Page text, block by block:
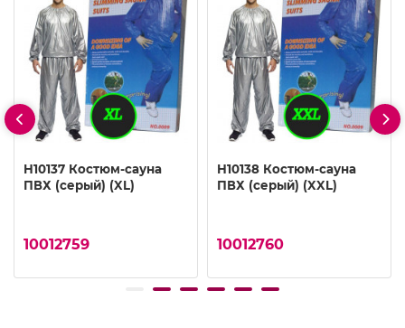
H10137 Костюм-сауна
ПВХ (серый) (XL)
10012759
H10138 Костюм-сауна
ПВХ (серый) (XXL)
10012760